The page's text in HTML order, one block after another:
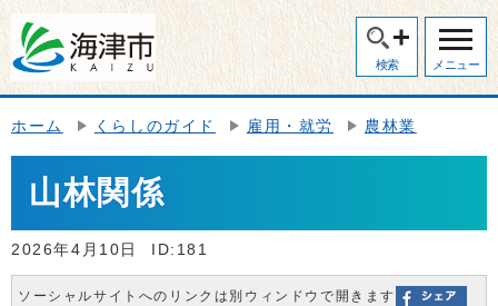
検索 メニュー
ホーム くらしのガイド 雇用・就労 農林業
山林関係
2026年4月10日 ID:181
ソーシャルサイトへのリンクは別ウィンドウで開きます